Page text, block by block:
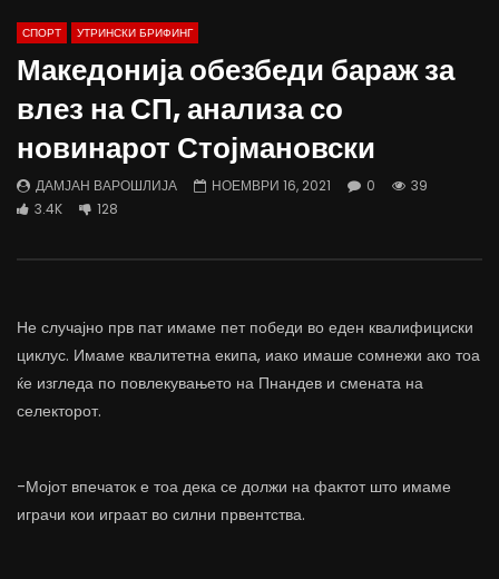
Д-р Беговиќ: Обуката на лекарите
трае предолго за да дозволиме лесно
ДАМЈАН ВАРОШЛИЈА
флексибилна држава
СПОРТ УТРИНСКИ БРИФИНГ
Македонија обезбеди бараж за
влез на СП, анализа со
новинарот Стојмановски
ДАМЈАН ВАРОШЛИЈА НОЕМВРИ 16, 2021 0
39
3.4K
128
Не случајно прв пат имаме пет победи во еден квалифициски
циклус. Имаме квалитетна екипа, иако имаше сомнежи ако тоа
ќе изгледа по повлекувањето на Пнандев и смената на
селекторот.
-Мојот впечаток е тоа дека се должи на фактот што имаме
играчи кои играат во силни првентства.